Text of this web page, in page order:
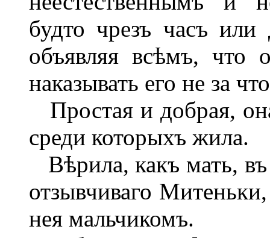
будто чрезъ часъ
объявляя всѣмъ, что
наказывать его не за
Простая и добрая,
среди которыхъ жила.
Вѣрила, какъ мать,
отзывчиваго
нея мальчикомъ.